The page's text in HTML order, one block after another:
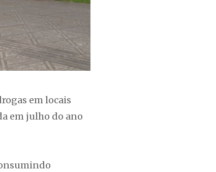
em locais
em julho do ano